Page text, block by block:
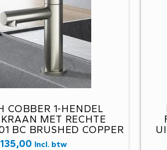
COBBER 1-HENDEL
MET RECHTE
BC BRUSHED COPPER
135,00 Incl. btw